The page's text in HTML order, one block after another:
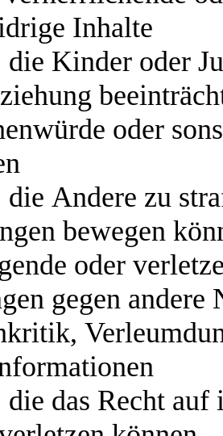
Inhalte
die Kinder oder
oder
die Andere zu
bewegen
oder
gegen
die das Recht